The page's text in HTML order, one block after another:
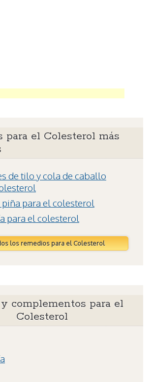
para el Colesterol más
de tilo y cola de caballo
piña para el colesterol
para el colesterol
los remedios para el Colesterol
complementos para el
Colesterol